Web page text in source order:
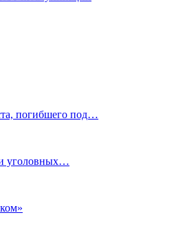
погибшего под…
уголовных…